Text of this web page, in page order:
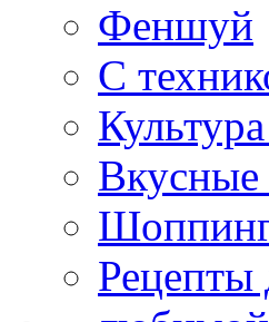
Феншуй
С
Вкусные
Рецепты